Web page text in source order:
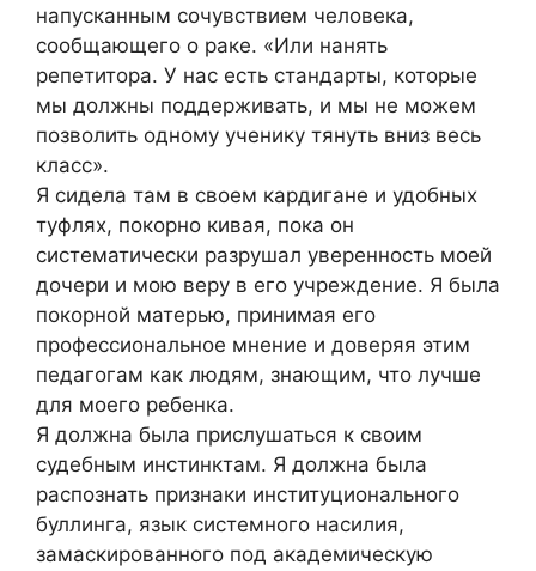
напусканным сочувствием человека,
сообщающего о раке. «Или нанять
репетитора. У нас есть стандарты, которые
мы должны поддерживать, и мы не можем
позволить одному ученику тянуть вниз весь
класс».
Я сидела там в своем кардигане и удобных
туфлях, покорно кивая, пока он
систематически разрушал уверенность моей
дочери и мою веру в его учреждение. Я была
покорной матерью, принимая его
профессиональное мнение и доверяя этим
педагогам как людям, знающим, что лучше
для моего ребенка.
Я должна была прислушаться к своим
судебным инстинктам. Я должна была
распознать признаки институционального
буллинга, язык системного насилия,
замаскированного под академическую